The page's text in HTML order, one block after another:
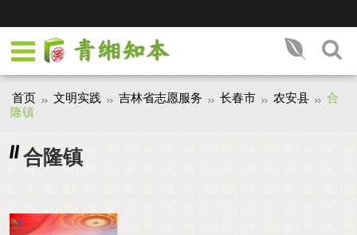
首页 文明实践 吉林省志愿服务 长春市 农安县
合
隆镇
合隆镇